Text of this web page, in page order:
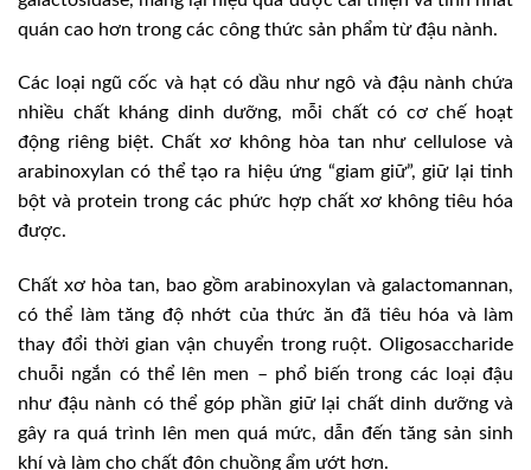
quán cao hơn trong các công thức sản phẩm từ đậu nành.
Các loại ngũ cốc và hạt có dầu như ngô và đậu nành chứa
nhiều chất kháng dinh dưỡng, mỗi chất có cơ chế hoạt
động riêng biệt. Chất xơ không hòa tan như cellulose và
arabinoxylan có thể tạo ra hiệu ứng “giam giữ”, giữ lại tinh
bột và protein trong các phức hợp chất xơ không tiêu hóa
được.
Chất xơ hòa tan, bao gồm arabinoxylan và galactomannan,
có thể làm tăng độ nhớt của thức ăn đã tiêu hóa và làm
thay đổi thời gian vận chuyển trong ruột. Oligosaccharide
chuỗi ngắn có thể lên men – phổ biến trong các loại đậu
như đậu nành có thể góp phần giữ lại chất dinh dưỡng và
gây ra quá trình lên men quá mức, dẫn đến tăng sản sinh
khí và làm cho chất độn chuồng ẩm ướt hơn.